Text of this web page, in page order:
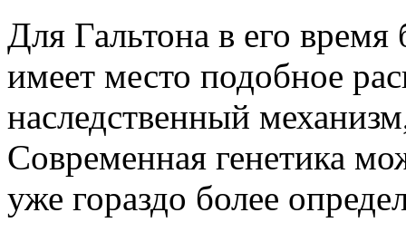
Для Гальтона в его
имеет место подобное
наследственный
Современная генетика
уже гораздо более